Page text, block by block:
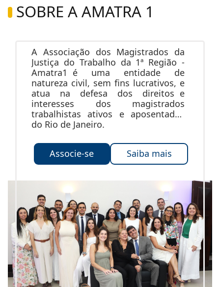
SOBRE A AMATRA 1
A Associação dos Magistrados da
Justiça do Trabalho da 1ª Região -
Amatra1 é uma entidade de
natureza civil, sem fins lucrativos, e
atua na defesa dos direitos e
interesses dos magistrados
trabalhistas ativos e aposentados
do Rio de Janeiro.
Associe-se Saiba mais